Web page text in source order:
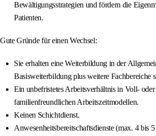
Bewältigungsstrategien und fördern die
Patienten.
Gute Gründe für einen Wechsel:
Sie erhalten eine Weiterbildung in der
Basisweiterbildung plus weitere Fachbereiche
Ein unbefristetes Arbeitsverhältnis in Voll-
familienfreundlichen Arbeitszeitmodellen.
Keinen Schichtdienst.
Anwesenheitsbereitschaftsdienste (max. 4 bis